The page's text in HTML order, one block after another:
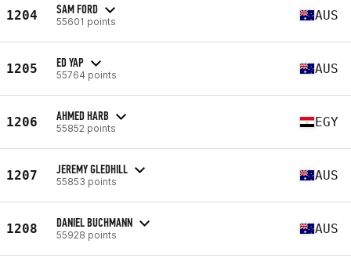
1204 SAM FORD
55601 points AUS
1205 ED YAP
55764 points AUS
1206 AHMED HARB
55852 points EGY
1207 JEREMY GLEDHILL
55853 points AUS
1208 DANIEL BUCHMANN
55928 points AUS